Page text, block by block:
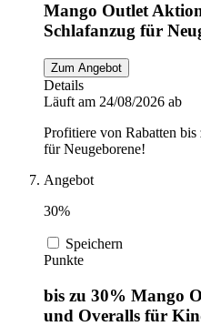
Mango Outlet
Schlafanzug für
Zum Angebot
Details
Läuft am 24/08/2026 ab
Profitiere von Rabatten
für Neugeborene!
Angebot
30%
Speichern
Punkte
bis zu 30% Mango
und Overalls für